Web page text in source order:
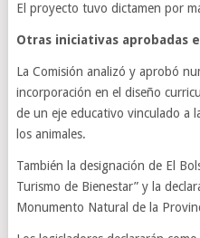
El proyecto tuvo dictamen por
Otras iniciativas aprobadas
La Comisión analizó y aprobó
incorporación en el diseño
de un eje educativo vinculado a
los animales.
También la designación de El
Turismo de Bienestar” y la
Monumento Natural de la